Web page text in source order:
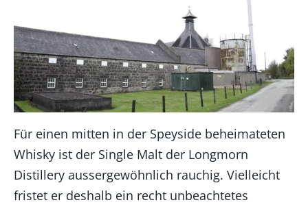
Für einen mitten in der Speyside beheimateten
Whisky ist der Single Malt der Longmorn
Distillery aussergewöhnlich rauchig. Vielleicht
fristet er deshalb ein recht unbeachtetes